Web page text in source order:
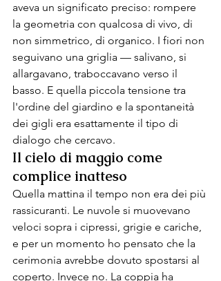
aveva un significato preciso: rompere
la geometria con qualcosa di vivo, di
non simmetrico, di organico. I fiori non
seguivano una griglia — salivano, si
allargavano, traboccavano verso il
basso. E quella piccola tensione tra
l'ordine del giardino e la spontaneità
dei gigli era esattamente il tipo di
dialogo che cercavo.
Il cielo di maggio come
complice inatteso
Quella mattina il tempo non era dei più
rassicuranti. Le nuvole si muovevano
veloci sopra i cipressi, grigie e cariche,
e per un momento ho pensato che la
cerimonia avrebbe dovuto spostarsi al
coperto. Invece no. La coppia ha